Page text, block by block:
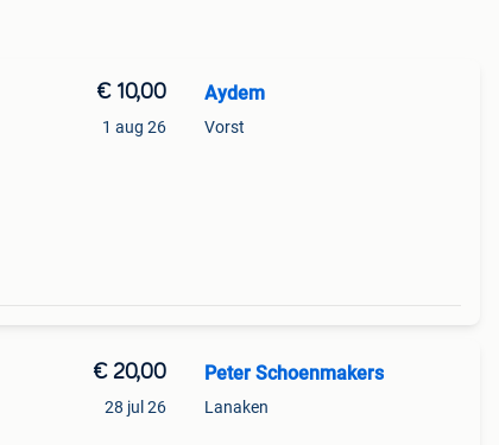
€ 10,00
1 aug 26
Aydem
Vorst
€ 20,00
28 jul 26
Peter Schoenmakers
Lanaken